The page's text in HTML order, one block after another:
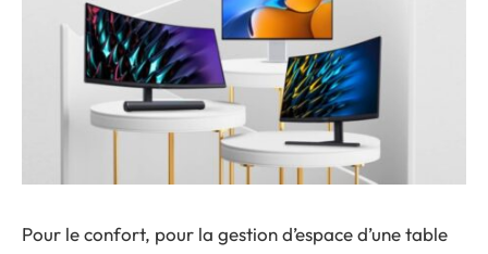
Pour le confort, pour la gestion d’espace d’une table